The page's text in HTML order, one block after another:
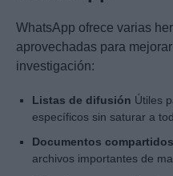
WhatsApp ofrece varias
aprovechadas para
investigación:
Listas de difusión Útiles
específicos sin saturar a
Documentos compartidos
archivos importantes de